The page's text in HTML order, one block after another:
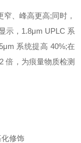
、峰高更高;同时，
示，1.8μm UPLC 系
系统提高 40%;在
倍，为痕量物质检测
修饰